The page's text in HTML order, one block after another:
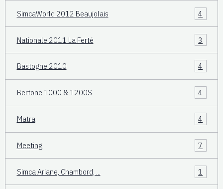
SimcaWorld 2012 Beaujolais 4
Nationale 2011 La Ferté 3
Bastogne 2010 4
Bertone 1000 & 1200S 4
Matra 4
Meeting 7
Simca Ariane, Chambord, ... 1